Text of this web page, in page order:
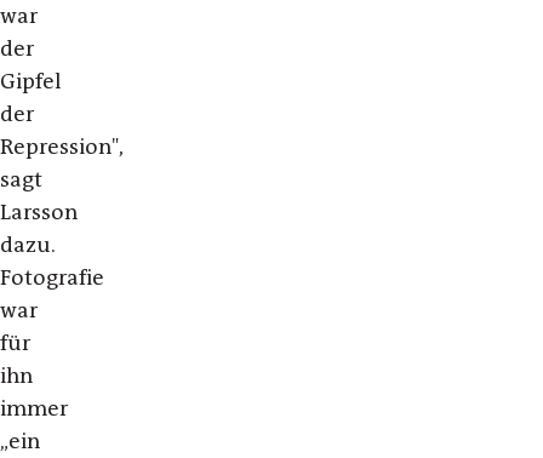
war
der
Gipfel
der
Repression",
sagt
Larsson
dazu.
Fotografie
war
für
ihn
immer
„ein